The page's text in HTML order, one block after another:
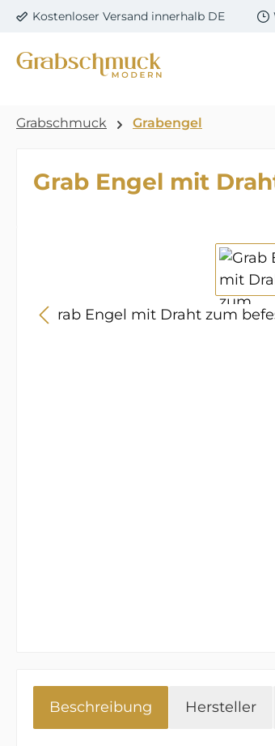
Hauptinhalt springen
Zur Suche springen
Zur Hauptnavigation springen
Kostenloser Versand innerhalb DE
Grabschmuck Grabengel
Grab Engel mit
Bildergalerie überspringen
Beschreibung Hersteller